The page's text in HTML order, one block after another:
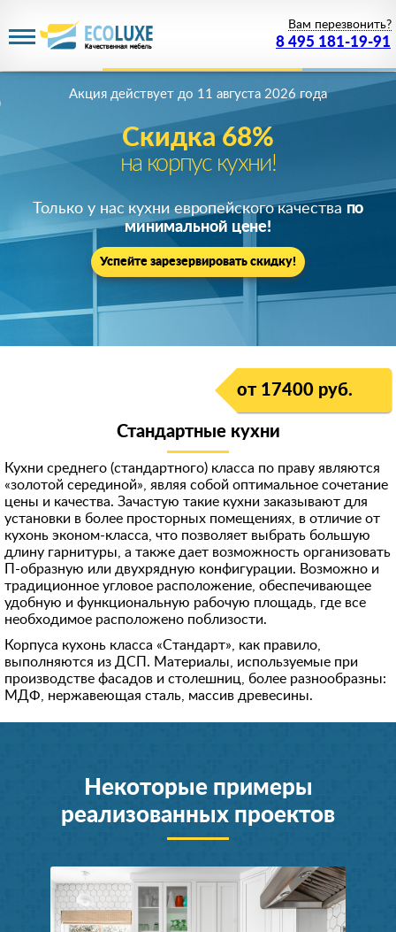
8 495 181-19-91
Вам перезвонить?
Скидка 68%
на корпус кухни!
Акция действует до 11 августа 2026 года
Только у нас кухни европейского качества по
минимальной цене!
Успейте зарезервировать скидку!
от 17400 руб.
Стандартные кухни
Кухни среднего (стандартного) класса по праву являются
«золотой серединой», являя собой оптимальное сочетание
цены и качества. Зачастую такие кухни заказывают для
установки в более просторных помещениях, в отличие от
кухонь эконом-класса, что позволяет выбрать большую
длину гарнитуры, а также дает возможность организовать
П-образную или двухрядную конфигурации. Возможно и
традиционное угловое расположение, обеспечивающее
удобную и функциональную рабочую площадь, где все
необходимое расположено поблизости.
Корпуса кухонь класса «Стандарт», как правило,
выполняются из ДСП. Материалы, используемые при
производстве фасадов и столешниц, более разнообразны:
МДФ, нержавеющая сталь, массив древесины.
Некоторые примеры
реализованных проектов